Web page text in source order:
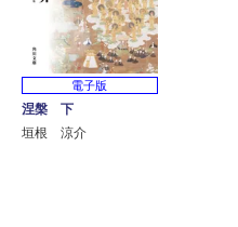
電子版
涅槃 下
垣根 涼介